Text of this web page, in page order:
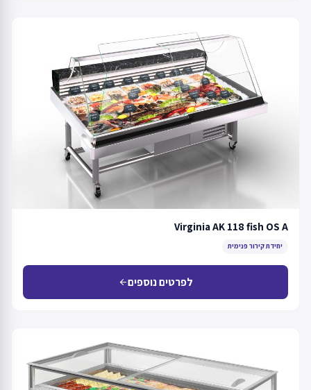
Virginia AK 118 fish OS A
יחידת קירור פנימית
לפרטים נוספיםarrow_back